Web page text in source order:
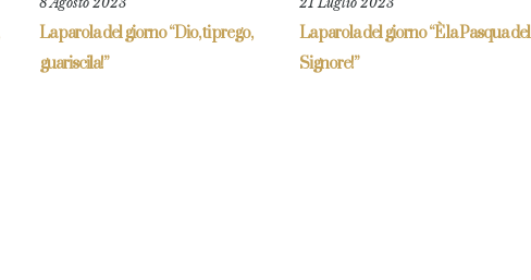
La parola del giorno “Dio, ti prego,
guariscila!”
La parola del giorno “È la Pasqua del
Signore!”